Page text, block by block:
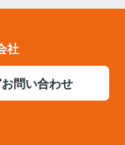
社
お問い合わせ